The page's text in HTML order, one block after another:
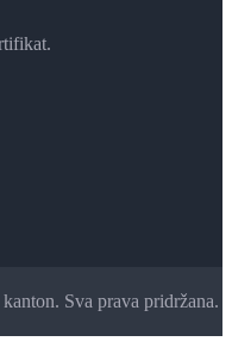
Sva prava pridržana.